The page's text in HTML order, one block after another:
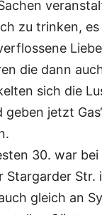
zu trinken,
die dann
sich die
jetzt
30. war bei
Stargarder Str.
gleich an